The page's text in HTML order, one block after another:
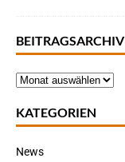
BEITRAGSARCHIV
KATEGORIEN
News